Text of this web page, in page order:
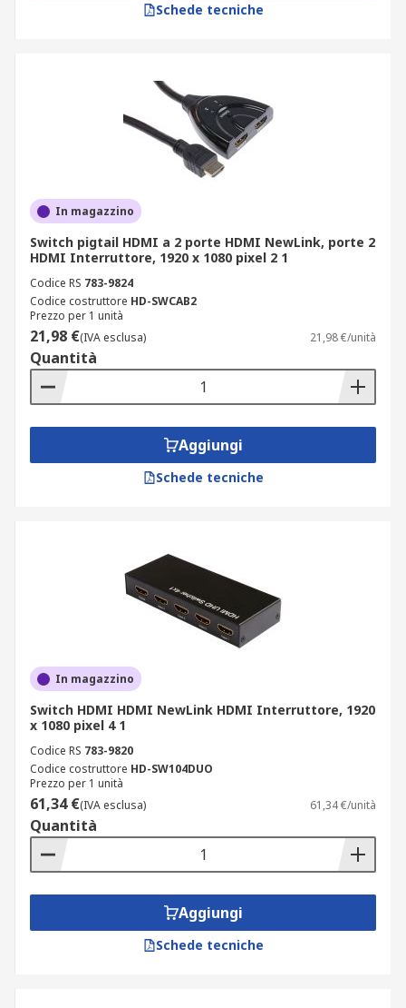
Schede tecniche
In magazzino
Switch pigtail HDMI a 2 porte HDMI NewLink, porte 2
HDMI Interruttore, 1920 x 1080 pixel 2 1
Codice RS 783-9824
Codice costruttore HD-SWCAB2
Prezzo per 1 unità
21,98 €(IVA esclusa) 21,98 €/unità
Quantità
Aggiungi
Schede tecniche
In magazzino
Switch HDMI HDMI NewLink HDMI Interruttore, 1920
x 1080 pixel 4 1
Codice RS 783-9820
Codice costruttore HD-SW104DUO
Prezzo per 1 unità
61,34 €(IVA esclusa) 61,34 €/unità
Quantità
Aggiungi
Schede tecniche